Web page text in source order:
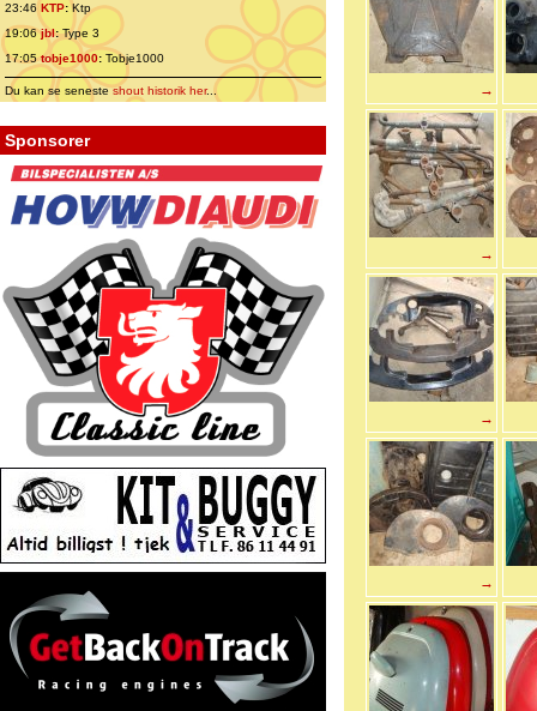
23:46 KTP:Ktp
19:06jbl:Type 3
17:05tobje1000: Tobje1000
Du kan se senesteshout historik her...
Sponsorer
→
→
→
→